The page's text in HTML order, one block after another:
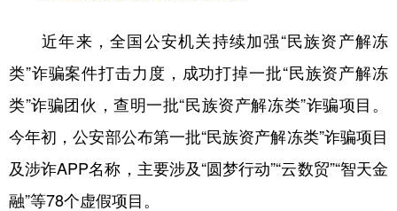
近年来，全国公安机关持续加强“民族资产解冻
类”诈骗案件打击力度，成功打掉一批“民族资产解冻
类”诈骗团伙，查明一批“民族资产解冻类”诈骗项目。
今年初，公安部公布第一批“民族资产解冻类”诈骗项目
及涉诈APP名称，主要涉及“圆梦行动”“云数贸”“智天金
融”等78个虚假项目。